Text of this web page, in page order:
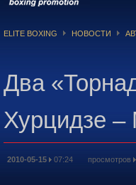
ELITE BOXING НОВОСТИ
Два
Хурцидзе –
2010-05-15 07:24 просмотров